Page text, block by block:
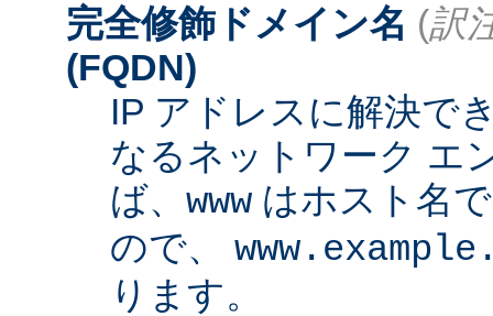
完全修飾ドメイン名 (訳
(FQDN)
IP アドレスに解決で
なるネットワーク エ
ば、 www はホスト名
ので、
ります。